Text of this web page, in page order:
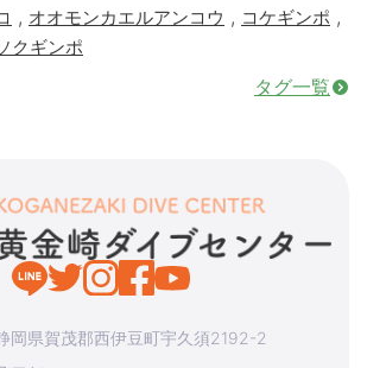
, オオモンカエルアンコウ , コケギンポ ,
クギンポ
タグ一覧
岡県賀茂郡西伊豆町宇久須2192-2